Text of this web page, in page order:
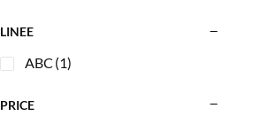
LINEE
ABC (1)
PRICE